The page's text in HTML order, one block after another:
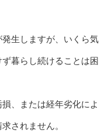
生しますが、いくら気
暮らし続けることは困
、または経年劣化によ
されません。